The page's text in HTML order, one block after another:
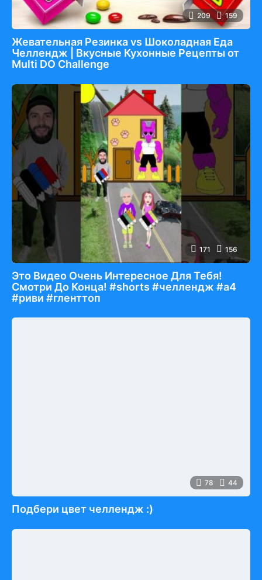
209 159
Жевательная Резинка vs Шоколадная Еда
Челлендж | Вкусные Кухонные Рецепты от
Multi DO Challenge
171 156
Это Видео Очень Интересное Для Тебя!
Смотри До Конца! #shorts #челлендж #а4
#риви #гленттоп
78 44
Подбери цвет челлендж :)